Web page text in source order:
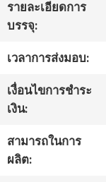
คุณภาพ
ติดต่อ
เรา
ขอ
รายละเอียดการ
บรรจุ:
เวลาการส่งมอบ:
เงื่อนไขการชำระ
เงิน:
สามารถในการ
ผลิต: